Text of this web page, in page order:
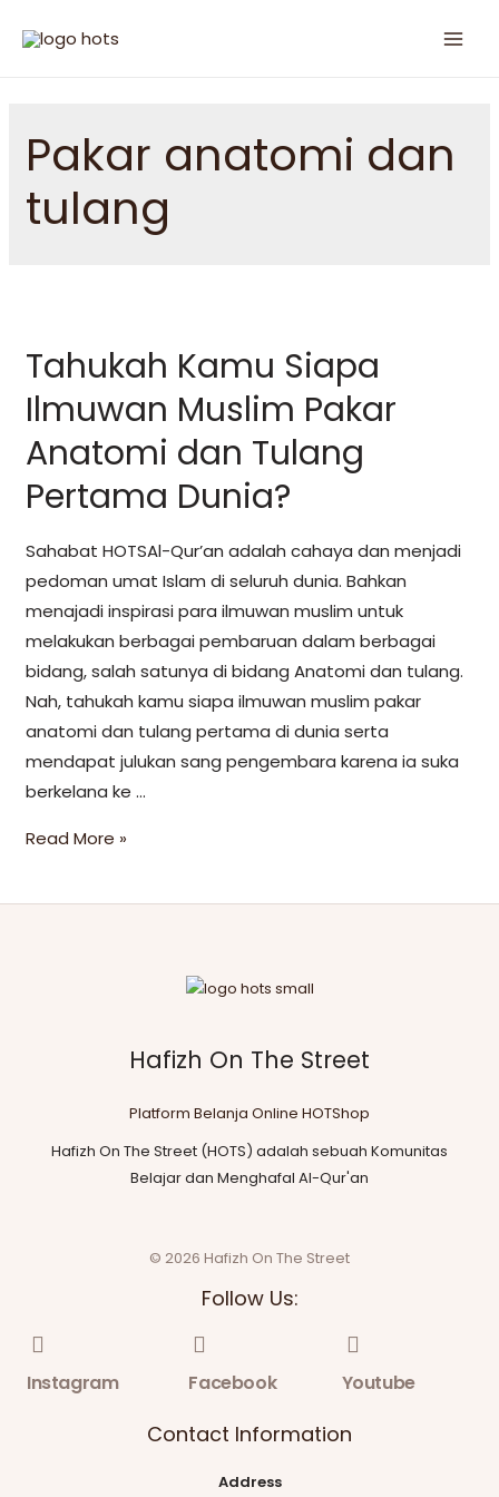
Pakar anatomi dan
tulang
Tahukah Kamu Siapa
Ilmuwan Muslim Pakar
Anatomi dan Tulang
Pertama Dunia?
Sahabat HOTSAl-Qur’an adalah cahaya dan menjadi
pedoman umat Islam di seluruh dunia. Bahkan
menajadi inspirasi para ilmuwan muslim untuk
melakukan berbagai pembaruan dalam berbagai
bidang, salah satunya di bidang Anatomi dan tulang.
Nah, tahukah kamu siapa ilmuwan muslim pakar
anatomi dan tulang pertama di dunia serta
mendapat julukan sang pengembara karena ia suka
berkelana ke …
Read More »
Hafizh On The Street
Platform Belanja Online HOTShop
Hafizh On The Street (HOTS) adalah sebuah Komunitas
Belajar dan Menghafal Al-Qur'an
© 2026 Hafizh On The Street
Follow Us:
Instagram Facebook Youtube
Contact Information
Address